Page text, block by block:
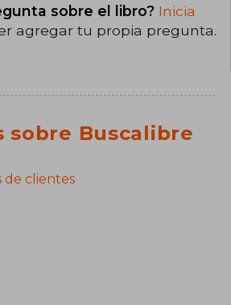
sobre el libro? Inicia
agregar tu propia pregunta.
sobre Buscalibre
de clientes